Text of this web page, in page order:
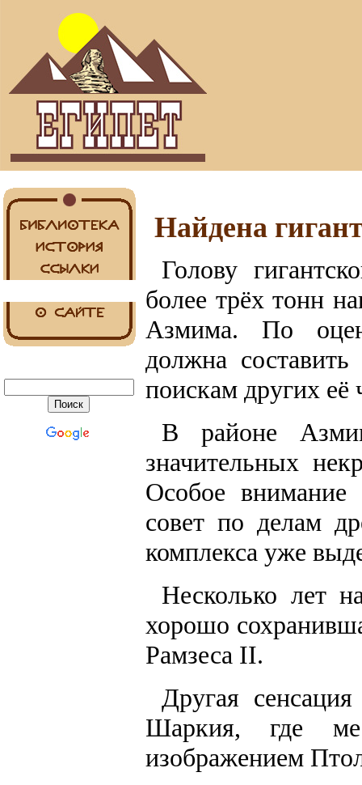
Найдена
Голову
более трёх тонн
Азмима. По
должна
поискам других её
В районе
значительных
Особое внимание
совет по делам
комплекса уже
Несколько лет
хорошо
Рамзеса II.
Другая
Шаркия, где
изображением